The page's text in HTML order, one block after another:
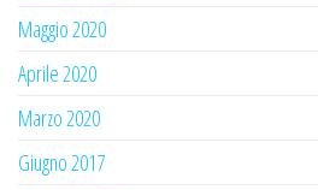
Maggio 2020
Aprile 2020
Marzo 2020
Giugno 2017